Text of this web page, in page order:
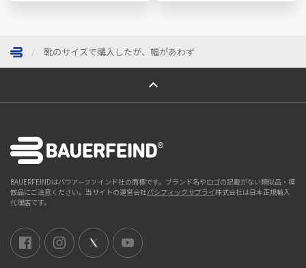
靴のサイズで購入したが、幅があわず
ページトップへ
BAUERFEINDはバウアーファインド社の商標です。ブランド名やロゴの記載がない類似品・模
倣品にご注意ください。当サイトの運営会社パシフィックサプライ株式会社は日本正規輸入
代理店です。